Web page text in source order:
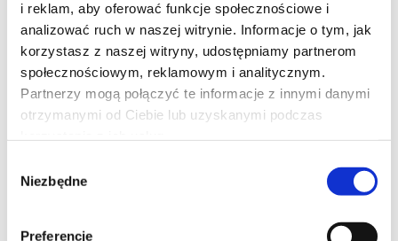
i reklam, aby oferować funkcje społecznościowe i
analizować ruch w naszej witrynie. Informacje o tym, jak
korzystasz z naszej witryny, udostępniamy partnerom
społecznościowym, reklamowym i analitycznym.
Partnerzy mogą połączyć te informacje z innymi danymi
otrzymanymi od Ciebie lub uzyskanymi podczas
zgody
Niezbędne
Preferencje
Teatr Polska 2026:„Każdego dnia
jest mi żal”
W sztuce towarzyszymy Miep Gies w jej przewróceniu się po
stuletnim życiu na posadzce holenderskiego domu opieki.
powracamy wraz z nią do tamtego czasu, gdy ludzie polują na
ludzi i zwykłe życie oraz gdy zwykłe gesty nagle stają się czymś